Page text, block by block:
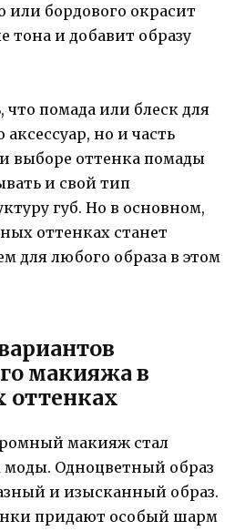
или бордового окрасит
тона и добавит образу
что помада или блеск для
аксессуар, но и часть
выборе оттенка помады
и свой тип
губ. Но в основном,
оттенках станет
для любого образа в этом
макияжа в
оттенках
макияж стал
Одноцветный образ
и изысканный образ.
придают особый шарм